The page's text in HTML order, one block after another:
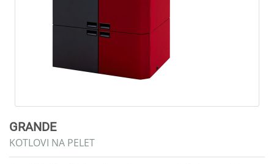
GRANDE
KOTLOVI NA PELET